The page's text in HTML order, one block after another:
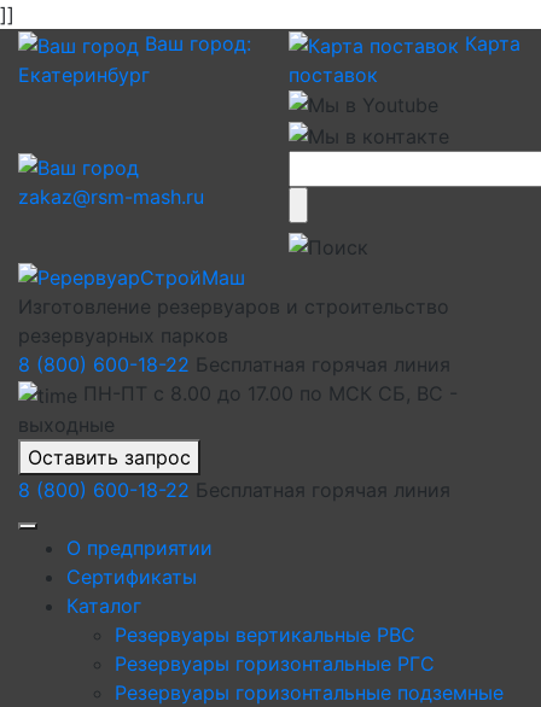
]]
Ваш город:
Екатеринбург
Карта
поставок
zakaz@rsm-mash.ru
Изготовление резервуаров и строительство
резервуарных парков
8 (800) 600-18-22 Бесплатная горячая линия
ПН-ПТ с 8.00 до 17.00 по МСК СБ, ВС -
выходные
Оставить запрос
8 (800) 600-18-22 Бесплатная горячая линия
О предприятии
Сертификаты
Каталог
Резервуары вертикальные РВС
Резервуары горизонтальные РГС
Резервуары горизонтальные подземные